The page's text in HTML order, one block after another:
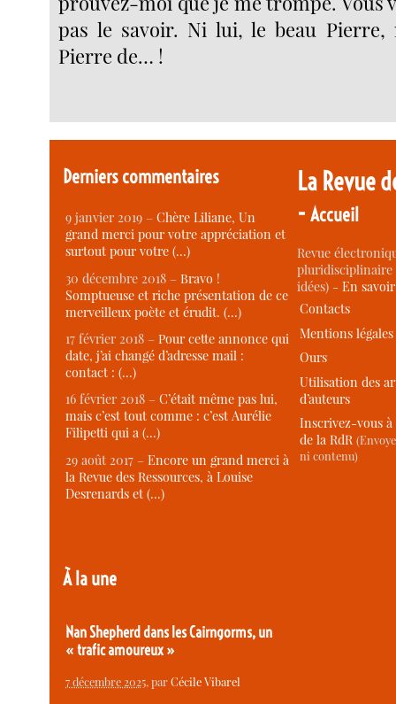
pas le savoir. Ni lui, le beau
Pierre de… !
Derniers commentaires
9 janvier 2019 –Chère Liliane, Un
grand merci pour votre appréciation et
surtout pour votre (…)
30 décembre 2018 –Bravo !
Somptueuse et riche présentation de ce
merveilleux poète et érudit. (…)
17 février 2018 –Pour cette annonce qui
date, j’ai changé d’adresse mail :
contact : (…)
16 février 2018 –C’était même pas lui,
mais c’est tout comme : c’est Aurélie
Filipetti qui a (…)
29 août 2017 –Encore un grand merci à
la Revue des Ressources, à Louise
Desrenards et (…)
À la une
Nan Shepherd dans les Cairngorms, un
« trafic amoureux »
7 décembre 2025, parCécile Vibarel
La Revue
-Accueil
Revue
idées) -En
Contacts
Mentions légales
Ours
Utilisation des
d’auteurs
Inscrivez-vous
de la RdR
ni contenu)